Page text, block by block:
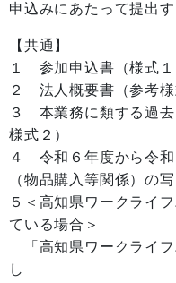
申込みにあたって提出
【共通】
１ 参加申込書（様式１
２ 法人概要書（参考様
３ 本業務に類する過
様式２）
４ 令和６年度から令和
（物品購入等関係）の写
５＜高知県ワークライ
ている場合＞
「高知県ワークライフ
し